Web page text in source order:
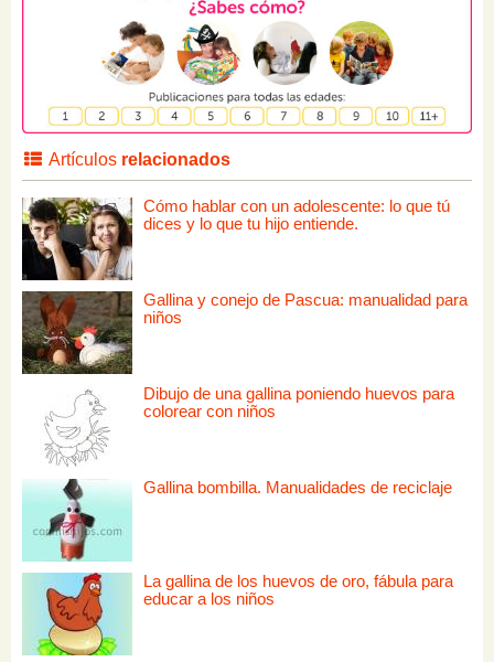
Artículos relacionados
Cómo hablar con un adolescente: lo que tú
dices y lo que tu hijo entiende.
Gallina y conejo de Pascua: manualidad para
niños
Dibujo de una gallina poniendo huevos para
colorear con niños
Gallina bombilla. Manualidades de reciclaje
La gallina de los huevos de oro, fábula para
educar a los niños